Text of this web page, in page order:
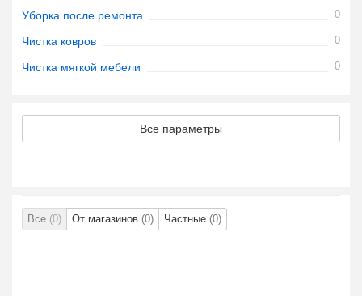
Уборка после ремонта 0
Чистка ковров 0
Чистка мягкой мебели 0
Все параметры
Все (0) От магазинов (0) Частные (0)